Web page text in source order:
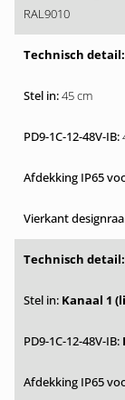
RAL9010
45 cm
Kanaal 1